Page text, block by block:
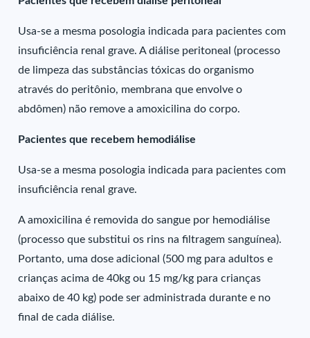
Usa-se a mesma posologia indicada para pacientes com
insuficiência renal grave. A diálise peritoneal (processo
de limpeza das substâncias tóxicas do organismo
através do peritônio, membrana que envolve o
abdômen) não remove a amoxicilina do corpo.
Pacientes que recebem hemodiálise
Usa-se a mesma posologia indicada para pacientes com
insuficiência renal grave.
A amoxicilina é removida do sangue por hemodiálise
(processo que substitui os rins na filtragem sanguínea).
Portanto, uma dose adicional (500 mg para adultos e
crianças acima de 40kg ou 15 mg/kg para crianças
abaixo de 40 kg) pode ser administrada durante e no
final de cada diálise.